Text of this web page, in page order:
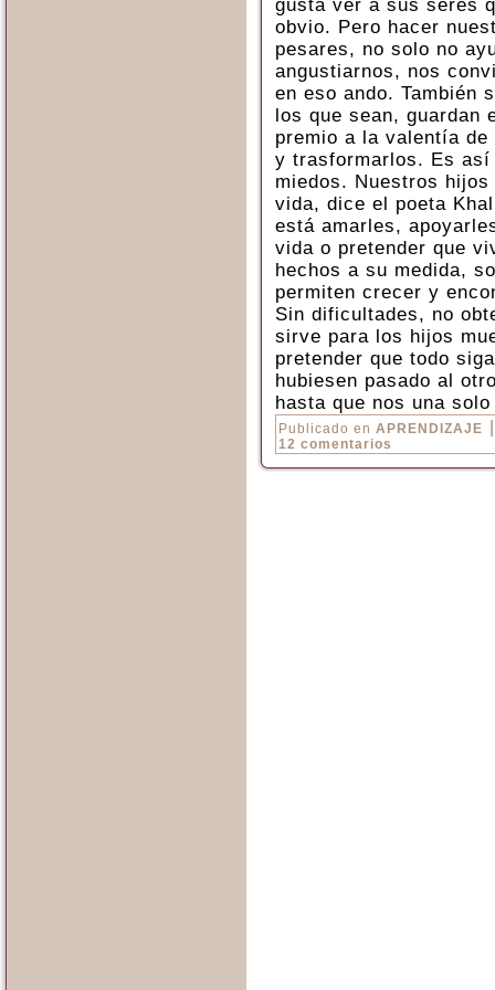
gusta ver a sus seres
obvio. Pero hacer
pesares, no solo no
angustiarnos, nos
en eso ando. También
los que sean, guardan
premio a la valentía
y trasformarlos. Es así
miedos. Nuestros
vida, dice el poeta
está amarles,
vida o pretender que
hechos a su medida,
permiten crecer y
Sin dificultades, no
sirve para los hijos
pretender que todo
hubiesen pasado al
hasta que nos una
Publicado en APRENDIZAJE
12 comentarios